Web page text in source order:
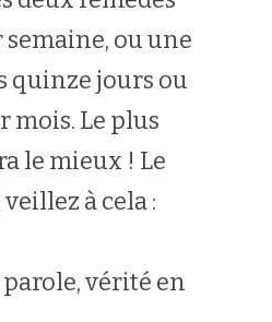
ou une
quinze jours ou
mois. Le plus
le mieux ! Le
à cela :
parole, vérité en